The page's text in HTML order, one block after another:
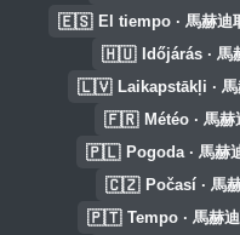
🇪🇸 El tiempo · 馬赫迪
🇭🇺 Időjárás · 馬
🇱🇻 Laikapstākļi ·
🇫🇷 Météo · 馬赫
🇵🇱 Pogoda · 馬赫
🇨🇿 Počasí · 馬
🇵🇹 Tempo · 馬赫